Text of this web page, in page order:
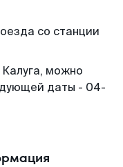
со станции
можно
даты - 04-